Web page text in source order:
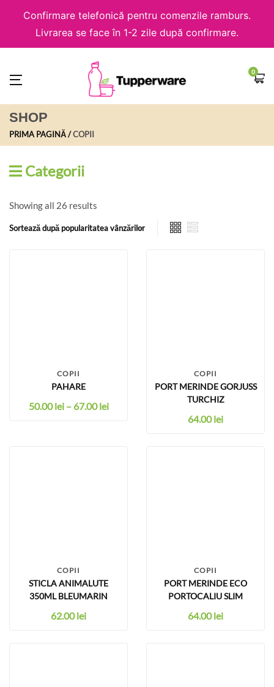
Confirmare telefonică pentru comenzile ramburs.
Livrarea se face în 1-2 zile după confirmare.
0
SHOP
PRIMA PAGINĂ COPII
Categorii
Showing all 26 results
COPII
PAHARE
50.00lei – 67.00lei
COPII
PORT MERINDE GORJUSS
TURCHIZ
64.00lei
COPII
STICLA ANIMALUTE
350ML BLEUMARIN
62.00lei
COPII
PORT MERINDE ECO
PORTOCALIU SLIM
64.00lei